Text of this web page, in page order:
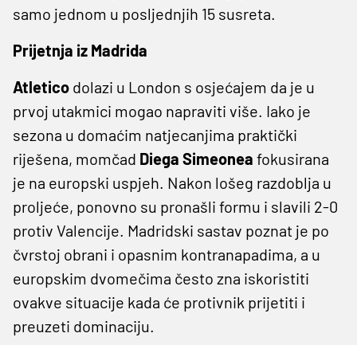
samo jednom u posljednjih 15 susreta.
Prijetnja iz Madrida
Atletico dolazi u London s osjećajem da je u
prvoj utakmici mogao napraviti više. Iako je
sezona u domaćim natjecanjima praktički
riješena, momčad Diega Simeonea fokusirana
je na europski uspjeh. Nakon lošeg razdoblja u
proljeće, ponovno su pronašli formu i slavili 2-0
protiv Valencije. Madridski sastav poznat je po
čvrstoj obrani i opasnim kontranapadima, a u
europskim dvomečima često zna iskoristiti
ovakve situacije kada će protivnik prijetiti i
preuzeti dominaciju.